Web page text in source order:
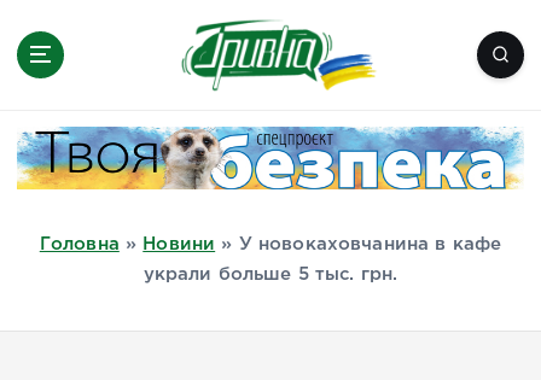
Миколаїв, Одеса, Мелітополь
Головна » Новини »
У новокаховчанина в кафе
украли больше 5 тыс. грн.